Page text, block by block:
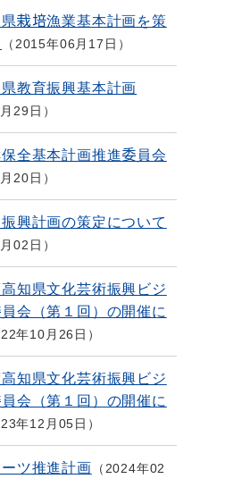
栽培漁業基本計画を策
2015年06月17日
教育振興基本計画
29日
全基本計画推進委員会
20日
興計画の策定について
02日
知県文化芸術振興ビジ
会（第１回）の開催に
年10月26日
知県文化芸術振興ビジ
会（第１回）の開催に
年12月05日
ツ推進計画
2024年02